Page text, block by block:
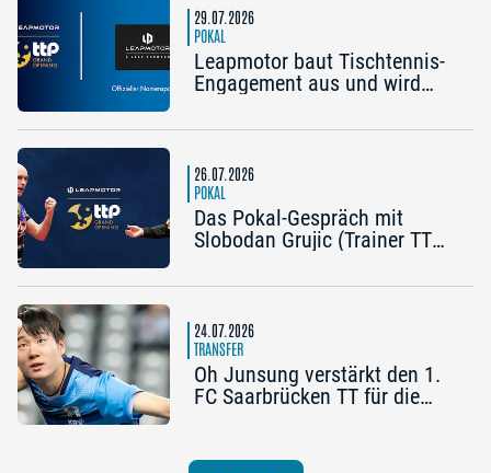
die frühe Chance auf etwas
Besonderes“
29.07.2026
POKAL
Leapmotor baut Tischtennis-
Engagement aus und wird
Grand Opening 2026 in
26.07.2026
POKAL
Das Pokal-Gespräch mit
Slobodan Grujic (Trainer TTC
Bad Homburg) und Daniel
Königshofen): „Es kann viel
passieren“
24.07.2026
TRANSFER
Oh Junsung verstärkt den 1.
FC Saarbrücken TT für die